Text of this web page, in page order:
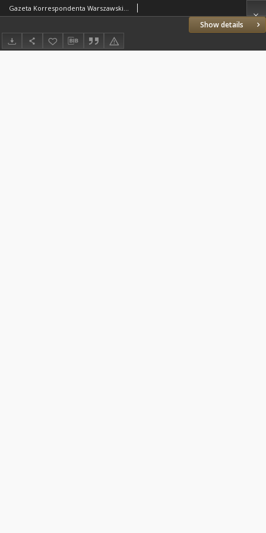
Show details
Gazeta Korrespondenta Warszawskiego i Zagranicznego. 1807 nr100